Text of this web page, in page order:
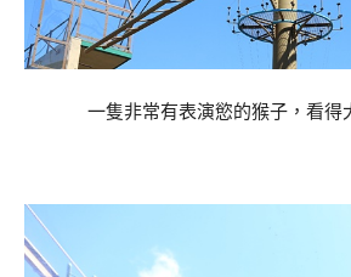
一隻非常有表演慾的猴子，看得